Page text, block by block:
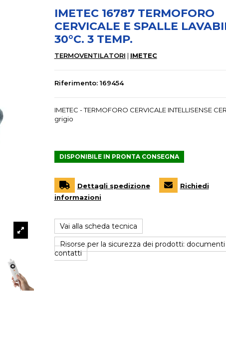
IMETEC 16787 TERMOFORO
CERVICALE E SPALLE
30°C. 3 TEMP.
TERMOVENTILATORI IMETEC
Riferimento: 169454
IMETEC - TERMOFORO CERVICALE INTELLISENSE
grigio
DISPONIBILE IN PRONTA CONSEGNA
Dettagli spedizione
Richiedi
informazioni
Vai alla scheda tecnica
Risorse per la sicurezza dei prodotti: documenti
contatti